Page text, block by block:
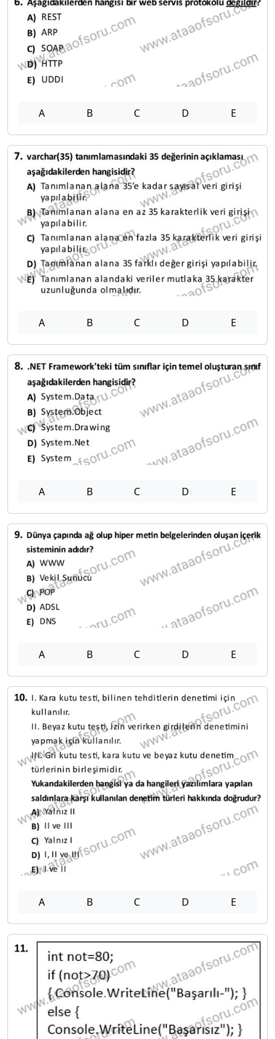
A B C D E
A B C D E
A B C D E
A B C D E
A B C D E